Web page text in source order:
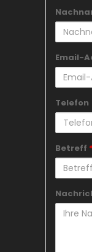
Email-
Telefon
Betreff *